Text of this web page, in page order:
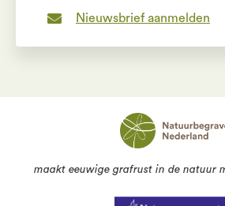
Nieuwsbrief aanmelden
maakt eeuwige grafrust in de natuur